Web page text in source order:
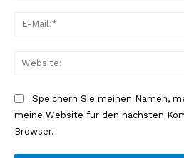
Speichern Sie meinen Namen,
meine Website für den nächsten
Browser.